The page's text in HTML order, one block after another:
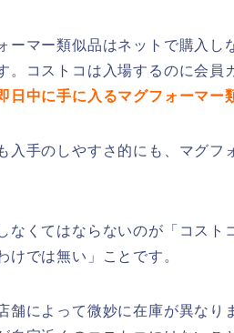
ーマー類似品はネットで購入
。コストコは入場するのに会
日中に手に入るマグフォーマー
入手のしやすさ的にも、マグ
なくてはならないのが「コス
けでは無い」ことです。
舗によって微妙に在庫が異な